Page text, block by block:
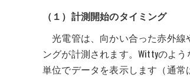
（１）計測開始のタイミング
光電管は、向かい合った赤外線
ングが計測されます。Wittyのよ
単位でデータを表示します（通常